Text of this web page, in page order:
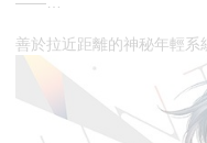
善於拉近距離的神秘年輕系